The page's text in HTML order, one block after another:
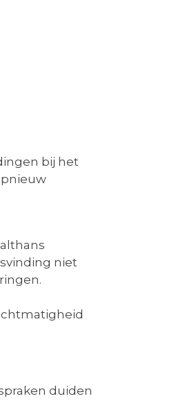
bij het
niet
duiden